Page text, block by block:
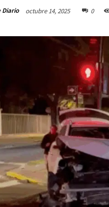
Diario octubre 14, 2025 0